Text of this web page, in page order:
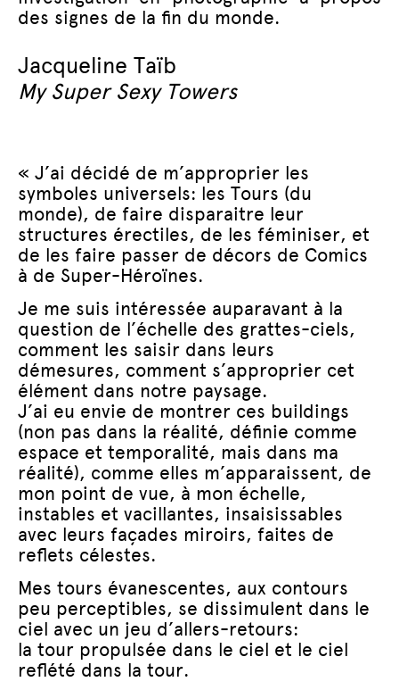
des signes de la fin du monde.
Jacqueline Taïb
My Super Sexy Towers
« J’ai décidé de m’approprier les
symboles universels: les Tours (du
monde), de faire disparaitre leur
structures érectiles, de les féminiser, et
de les faire passer de décors de Comics
à de Super-Héroïnes.
Je me suis intéressée auparavant à la
question de l’échelle des grattes-ciels,
comment les saisir dans leurs
démesures, comment s’approprier cet
élément dans notre paysage.
J’ai eu envie de montrer ces buildings
(non pas dans la réalité, définie comme
espace et temporalité, mais dans ma
réalité), comme elles m’apparaissent, de
mon point de vue, à mon échelle,
instables et vacillantes, insaisissables
avec leurs façades miroirs, faites de
reflets célestes.
Mes tours évanescentes, aux contours
peu perceptibles, se dissimulent dans le
ciel avec un jeu d’allers-retours:
la tour propulsée dans le ciel et le ciel
reflété dans la tour.